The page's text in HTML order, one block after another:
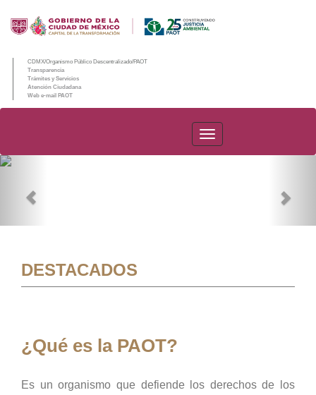
CDMX/Organismo Público Descentralizado/PAOT
Transparencia
Trámites y Servicios
Atención Ciudadana
Web e-mail PAOT
PAOT
DESTACADOS
¿Qué es la PAOT?
Es un organismo que defiende los derechos de los